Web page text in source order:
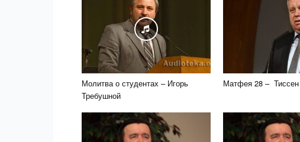
Молитва о студентах – Игорь
Требушной
Матфея 28 –